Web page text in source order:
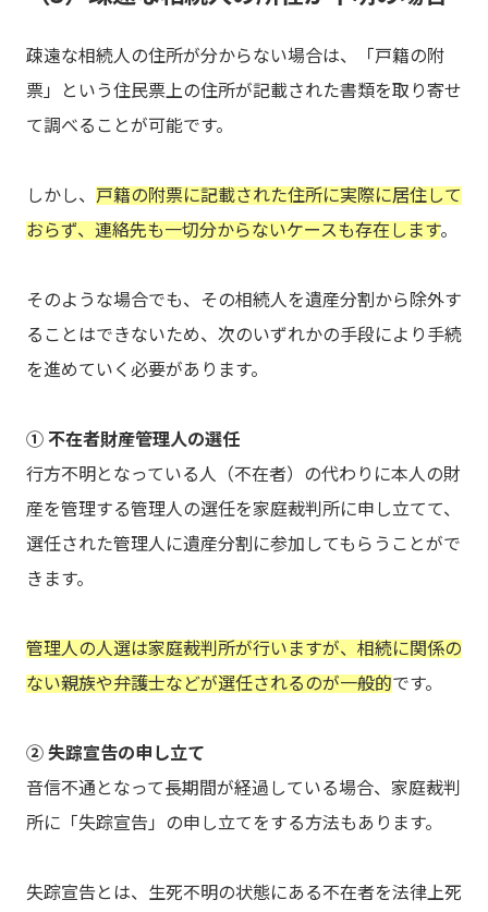
疎遠な相続人の住所が分からない場合は、「戸籍の附
票」という住民票上の住所が記載された書類を取り寄せ
て調べることが可能です。
しかし、 戸籍の附票に記載された住所に実際に居住して
おらず、連絡先も一切分からないケースも存在します。
そのような場合でも、その相続人を遺産分割から除外す
ることはできないため、次のいずれかの手段により手続
を進めていく必要があります。
① 不在者財産管理人の選任
行方不明となっている人（不在者）の代わりに本人の財
産を管理する管理人の選任を家庭裁判所に申し立てて、
選任された管理人に遺産分割に参加してもらうことがで
きます。
管理人の人選は家庭裁判所が行いますが、相続に関係の
ない親族や弁護士などが選任されるのが一般的です。
② 失踪宣告の申し立て
音信不通となって長期間が経過している場合、家庭裁判
所に「失踪宣告」の申し立てをする方法もあります。
失踪宣告とは、生死不明の状態にある不在者を法律上死